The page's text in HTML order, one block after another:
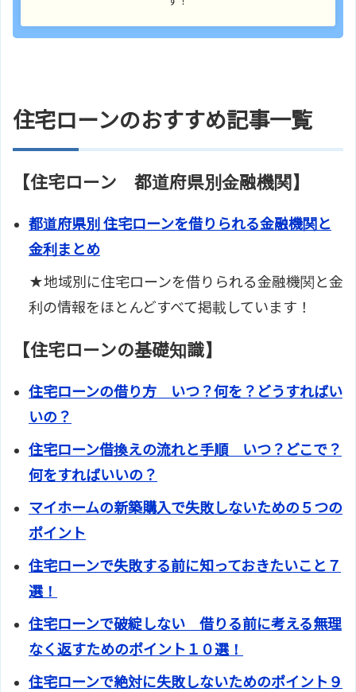
住宅ローンのおすすめ記事一覧
【住宅ローン 都道府県別金融機関】
都道府県別 住宅ローンを借りられる金融機関と
金利まとめ
★地域別に住宅ローンを借りられる金融機関と金
利の情報をほとんどすべて掲載しています！
【住宅ローンの基礎知識】
住宅ローンの借り方 いつ？何を？どうすればい
いの？
住宅ローン借換えの流れと手順 いつ？どこで？
何をすればいいの？
マイホームの新築購入で失敗しないための５つの
ポイント
住宅ローンで失敗する前に知っておきたいこと７
選！
住宅ローンで破綻しない 借りる前に考える無理
なく返すためのポイント１０選！
住宅ローンで絶対に失敗しないためのポイント９